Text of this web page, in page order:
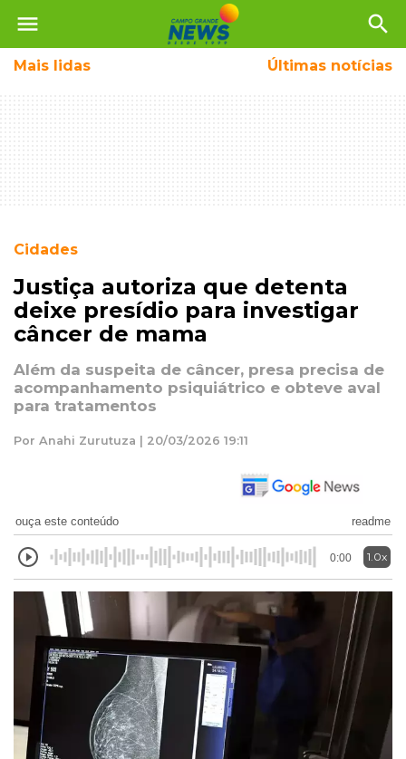
menu search
Mais lidas Últimas notícias
Cidades
Justiça autoriza que detenta
deixe presídio para investigar
câncer de mama
Além da suspeita de câncer, presa precisa de
acompanhamento psiquiátrico e obteve aval
para tratamentos
Por Anahi Zurutuza | 20/03/2026 19:11
ouça este conteúdo readme
0:00 1.0x